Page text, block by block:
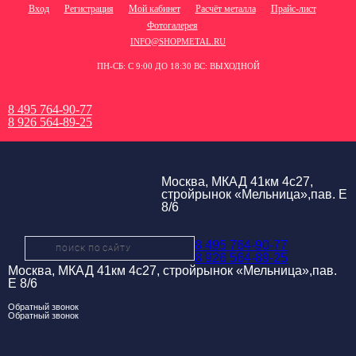
Вход Регистрация Мой кабинет Расчёт металла
Прайс-лист
Фотогалерея
INFO@SHOPMETAL.RU
ПН-СБ: С 9:00 ДО 18:30 ВС: ВЫХОДНОЙ
8 495 764-90-77
8 926 564-89-25
Москва, МКАД 41км 4с27,
стройрынок «Мельница»,пав. Е
8/6
8 495 764-90-77
8 926 564-89-25
Москва, МКАД 41км 4с27, стройрынок «Мельница»,пав.
Е 8/6
Обратный звонок
Обратный звонок